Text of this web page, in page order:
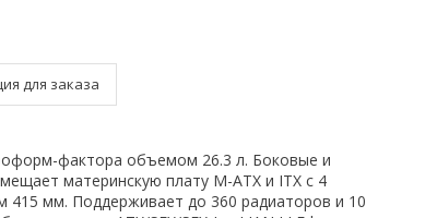
для заказа
фактора объемом 26.3 л. Боковые и
материнскую плату M-ATX и ITX с 4
415 мм. Поддерживает до 360 радиаторов и 10